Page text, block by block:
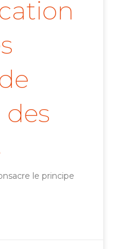
le principe